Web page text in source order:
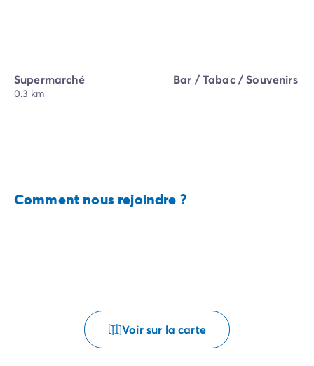
Supermarché
0.3 km
Bar / Tabac / Souvenirs
Comment nous rejoindre ?
Voir sur la carte